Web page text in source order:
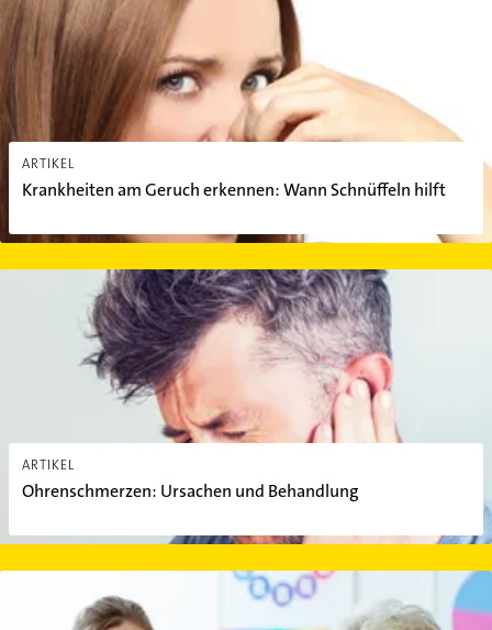
ARTIKEL
Krankheiten am Geruch erkennen: Wann Schnüffeln hilft
ARTIKEL
Ohrenschmerzen: Ursachen und Behandlung
Ohrenschmerzen: Ursachen und Behandlung
Anleitung für Ihren Arztbesuch: Wieder zu Hause